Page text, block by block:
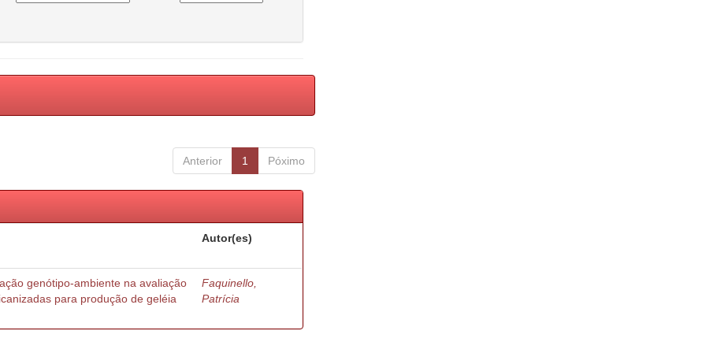
Anterior 1 Póximo
Autor(es)
genótipo-ambiente na avaliação
para produção de geléia
Faquinello,
Patrícia